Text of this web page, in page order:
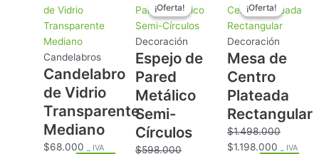
Candelabros
Candelabro
de Vidrio
Transparente
Mediano
$68.000 _ IVA
¡Oferta!
¡Oferta!
Decoración
Espejo de
Pared
Metálico
Semi-
Círculos
$598.000
precio
original
era:
$598.000.
precio
actual
es:
$398.000.
¡Oferta!
¡Oferta!
Decoración
Mesa de
Centro
Plateada
Rectangular
$1.498.000
precio
original
era:
$1.498.000.
$1.198.000
precio
actual
es:
_ IVA